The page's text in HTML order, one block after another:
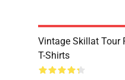
Vintage Skillat Tour
T-Shirts